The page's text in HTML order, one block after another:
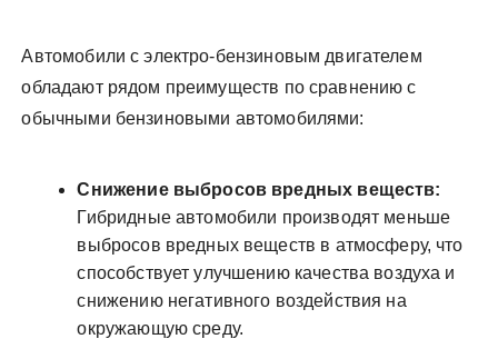
Автомобили с электро-бензиновым двигателем
обладают рядом преимуществ по сравнению с
обычными бензиновыми автомобилями:
Снижение выбросов вредных веществ:
Гибридные автомобили производят меньше
выбросов вредных веществ в атмосферу, что
способствует улучшению качества воздуха и
снижению негативного воздействия на
окружающую среду.